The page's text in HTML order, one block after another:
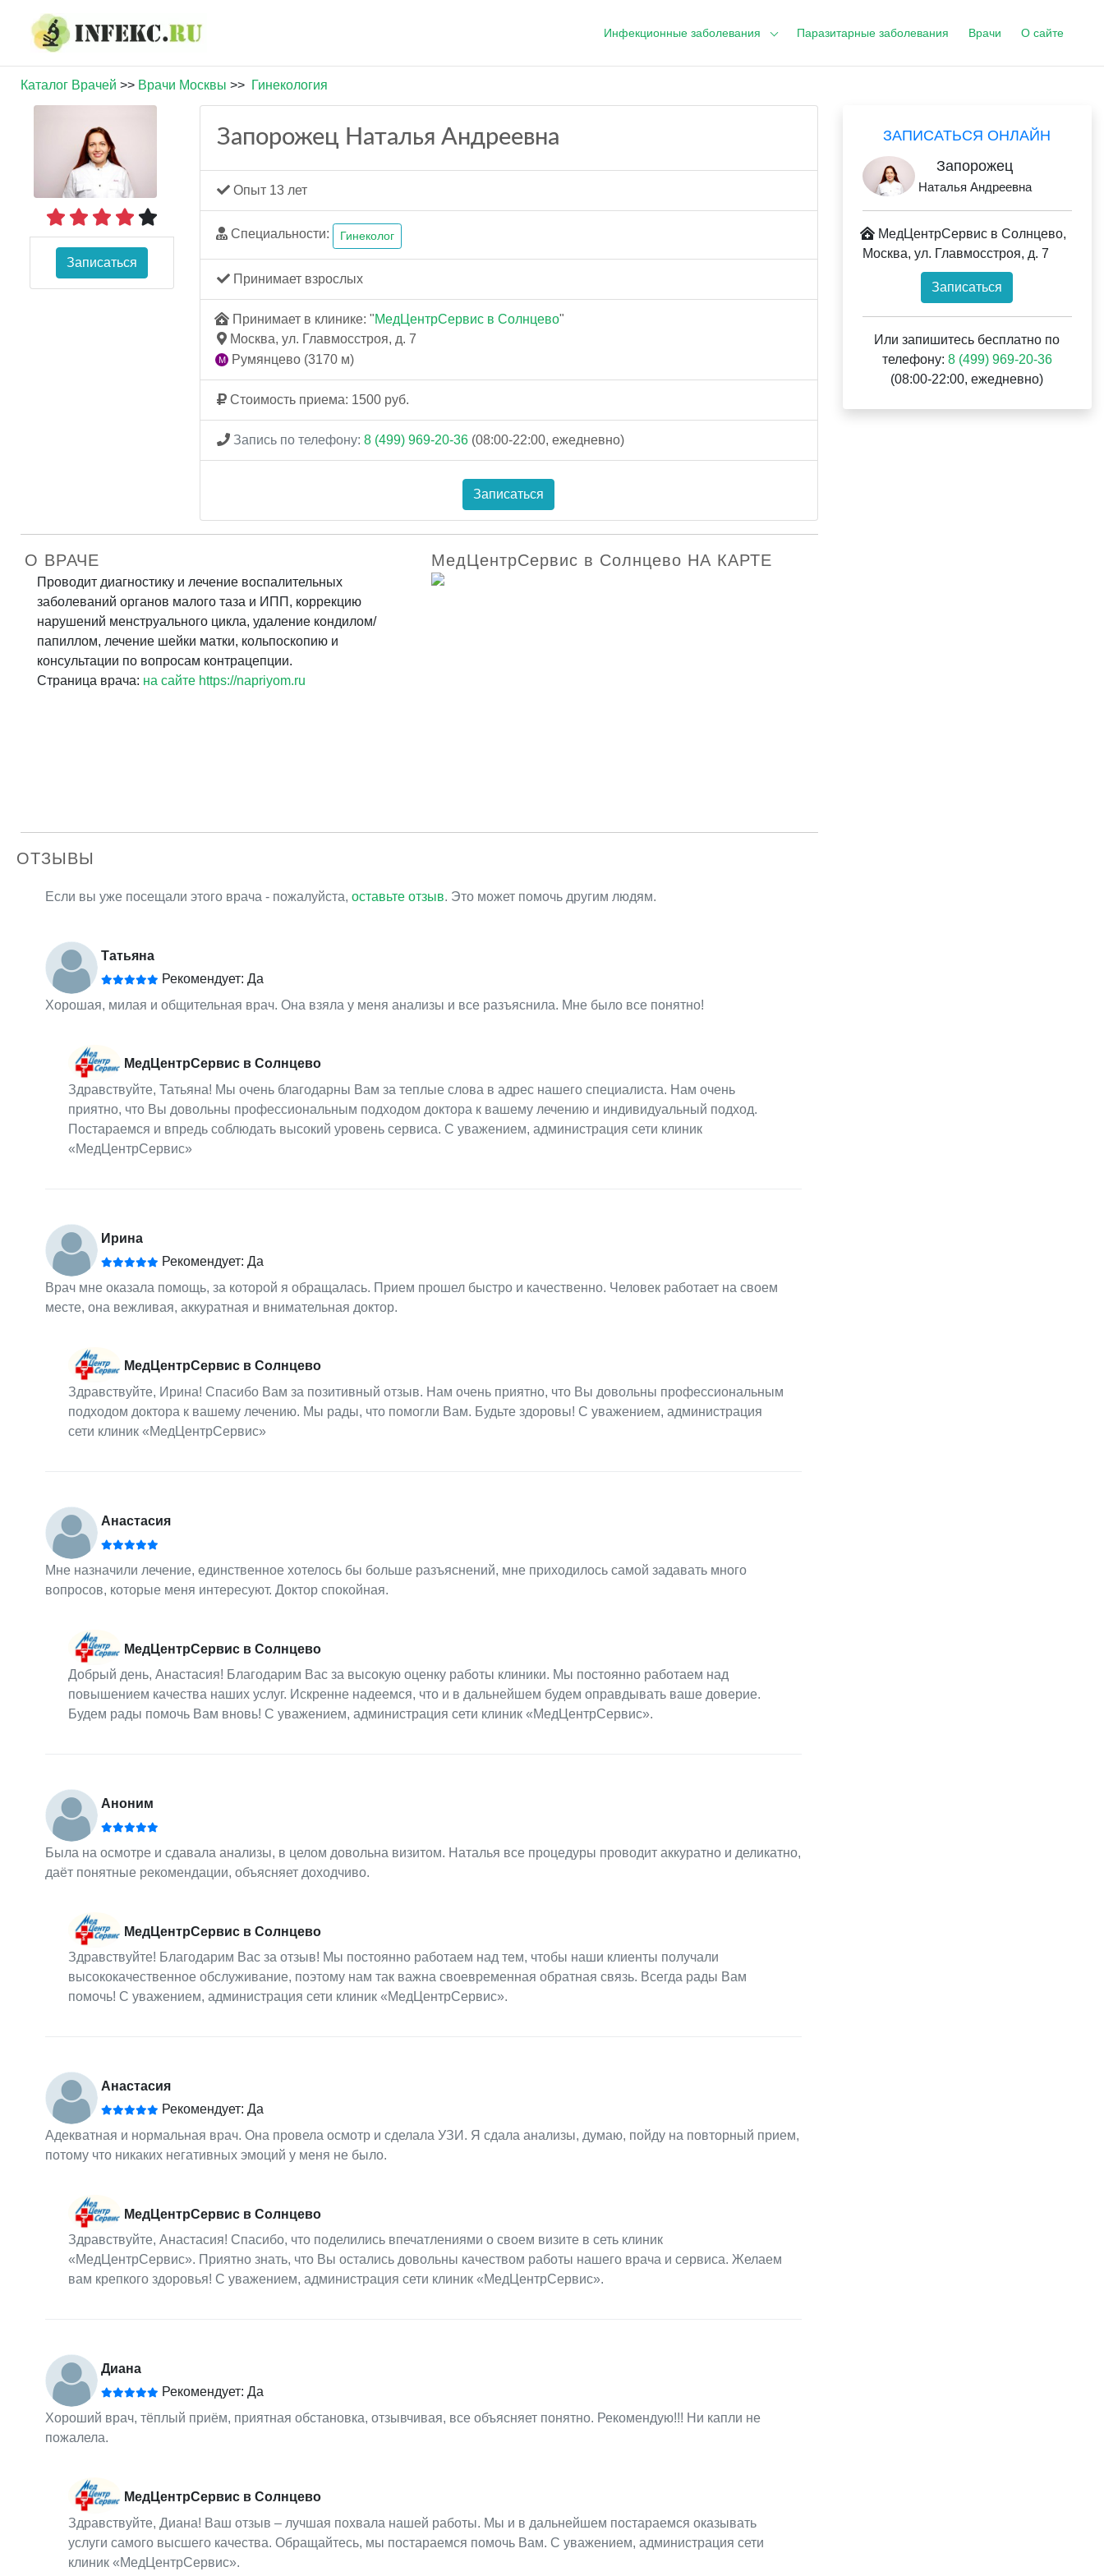
Инфекционные заболевания Паразитарные заболевания Врачи О сайте
Каталог Врачей >> Врачи Москвы >> Гинекология
Записаться
Запорожец Наталья Андреевна
Опыт 13 лет
Специальности: Гинеколог
Принимает взрослых
Принимает в клинике: "МедЦентрСервис в Солнцево"
Москва, ул. Главмосстроя, д. 7
Румянцево (3170 м)
Стоимость приема: 1500 руб.
Запись по телефону: 8 (499) 969-20-36 (08:00-22:00, ежедневно)
Записаться
О ВРАЧЕ
Проводит диагностику и лечение воспалительных
заболеваний органов малого таза и ИПП, коррекцию
нарушений менструального цикла, удаление кондилом/
папиллом, лечение шейки матки, кольпоскопию и
консультации по вопросам контрацепции.
Страница врача: на сайте https://napriyom.ru
МедЦентрСервис в Солнцево НА КАРТЕ
ОТЗЫВЫ
Если вы уже посещали этого врача - пожалуйста, оставьте отзыв. Это может помочь другим людям.
Татьяна
Рекомендует: Да
Хорошая, милая и общительная врач. Она взяла у меня анализы и все разъяснила. Мне было все понятно!
МедЦентрСервис в Солнцево
Здравствуйте, Татьяна! Мы очень благодарны Вам за теплые слова в адрес нашего специалиста. Нам очень
приятно, что Вы довольны профессиональным подходом доктора к вашему лечению и индивидуальный подход.
Постараемся и впредь соблюдать высокий уровень сервиса. С уважением, администрация сети клиник
«МедЦентрСервис»
Ирина
Рекомендует: Да
Врач мне оказала помощь, за которой я обращалась. Прием прошел быстро и качественно. Человек работает на своем
месте, она вежливая, аккуратная и внимательная доктор.
МедЦентрСервис в Солнцево
Здравствуйте, Ирина! Спасибо Вам за позитивный отзыв. Нам очень приятно, что Вы довольны профессиональным
подходом доктора к вашему лечению. Мы рады, что помогли Вам. Будьте здоровы! С уважением, администрация
сети клиник «МедЦентрСервис»
Анастасия
Мне назначили лечение, единственное хотелось бы больше разъяснений, мне приходилось самой задавать много
вопросов, которые меня интересуют. Доктор спокойная.
МедЦентрСервис в Солнцево
Добрый день, Анастасия! Благодарим Вас за высокую оценку работы клиники. Мы постоянно работаем над
повышением качества наших услуг. Искренне надеемся, что и в дальнейшем будем оправдывать ваше доверие.
Будем рады помочь Вам вновь! С уважением, администрация сети клиник «МедЦентрСервис».
Аноним
Была на осмотре и сдавала анализы, в целом довольна визитом. Наталья все процедуры проводит аккуратно и деликатно,
даёт понятные рекомендации, объясняет доходчиво.
МедЦентрСервис в Солнцево
Здравствуйте! Благодарим Вас за отзыв! Мы постоянно работаем над тем, чтобы наши клиенты получали
высококачественное обслуживание, поэтому нам так важна своевременная обратная связь. Всегда рады Вам
помочь! С уважением, администрация сети клиник «МедЦентрСервис».
Анастасия
Рекомендует: Да
Адекватная и нормальная врач. Она провела осмотр и сделала УЗИ. Я сдала анализы, думаю, пойду на повторный прием,
потому что никаких негативных эмоций у меня не было.
МедЦентрСервис в Солнцево
Здравствуйте, Анастасия! Спасибо, что поделились впечатлениями о своем визите в сеть клиник
«МедЦентрСервис». Приятно знать, что Вы остались довольны качеством работы нашего врача и сервиса. Желаем
вам крепкого здоровья! С уважением, администрация сети клиник «МедЦентрСервис».
Диана
Рекомендует: Да
Хороший врач, тёплый приём, приятная обстановка, отзывчивая, все объясняет понятно. Рекомендую!!! Ни капли не
пожалела.
МедЦентрСервис в Солнцево
Здравствуйте, Диана! Ваш отзыв – лучшая похвала нашей работы. Мы и в дальнейшем постараемся оказывать
услуги самого высшего качества. Обращайтесь, мы постараемся помочь Вам. С уважением, администрация сети
клиник «МедЦентрСервис».
ЗАПИСАТЬСЯ ОНЛАЙН
Запорожец
Наталья Андреевна
МедЦентрСервис в Солнцево,
Москва, ул. Главмосстроя, д. 7
Записаться
Или запишитесь бесплатно по
телефону: 8 (499) 969-20-36
(08:00-22:00, ежедневно)